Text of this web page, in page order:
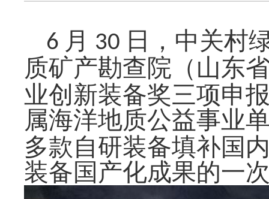
6 月 30 日，中关村
质矿产勘查院（山东
业创新装备奖三项申
属海洋地质公益事业
多款自研装备填补国
装备国产化成果的一